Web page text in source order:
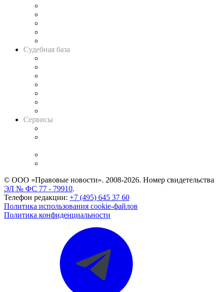
Судебная база
Сервисы
© ООО «Правовые новости». 2008-2026. Номер свидетельства
ЭЛ № ФС 77 - 79910.
Телефон редакции: +7 (495) 645 37 60
Политика использования cookie-файлов
Политика конфиденциальности